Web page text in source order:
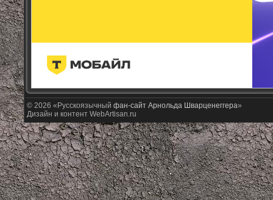
© 2026 «Русскоязычный фан-сайт Арнольда Шварценеггера»
Дизайн и контент WebArtisan.ru